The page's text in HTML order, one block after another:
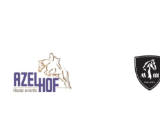
Afbeelding Afbeelding